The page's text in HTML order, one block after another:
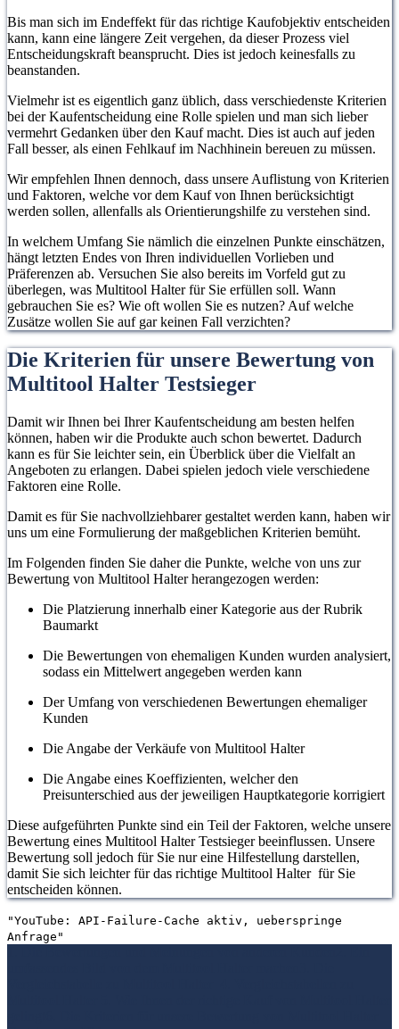
Bis man sich im Endeffekt für das richtige Kaufobjektiv entscheiden
kann, kann eine längere Zeit vergehen, da dieser Prozess viel
Entscheidungskraft beansprucht. Dies ist jedoch keinesfalls zu
beanstanden.
Vielmehr ist es eigentlich ganz üblich, dass verschiedenste Kriterien
bei der Kaufentscheidung eine Rolle spielen und man sich lieber
vermehrt Gedanken über den Kauf macht. Dies ist auch auf jeden
Fall besser, als einen Fehlkauf im Nachhinein bereuen zu müssen.
Wir empfehlen Ihnen dennoch, dass unsere Auflistung von Kriterien
und Faktoren, welche vor dem Kauf von Ihnen berücksichtigt
werden sollen, allenfalls als Orientierungshilfe zu verstehen sind.
In welchem Umfang Sie nämlich die einzelnen Punkte einschätzen,
hängt letzten Endes von Ihren individuellen Vorlieben und
Präferenzen ab. Versuchen Sie also bereits im Vorfeld gut zu
überlegen, was Multitool Halter für Sie erfüllen soll. Wann
gebrauchen Sie es? Wie oft wollen Sie es nutzen? Auf welche
Zusätze wollen Sie auf gar keinen Fall verzichten?
Die Kriterien für unsere Bewertung von
Multitool Halter Testsieger
Damit wir Ihnen bei Ihrer Kaufentscheidung am besten helfen
können, haben wir die Produkte auch schon bewertet. Dadurch
kann es für Sie leichter sein, ein Überblick über die Vielfalt an
Angeboten zu erlangen. Dabei spielen jedoch viele verschiedene
Faktoren eine Rolle.
Damit es für Sie nachvollziehbarer gestaltet werden kann, haben wir
uns um eine Formulierung der maßgeblichen Kriterien bemüht.
Im Folgenden finden Sie daher die Punkte, welche von uns zur
Bewertung von Multitool Halter herangezogen werden:
Die Platzierung innerhalb einer Kategorie aus der Rubrik
Baumarkt
Die Bewertungen von ehemaligen Kunden wurden analysiert,
sodass ein Mittelwert angegeben werden kann
Der Umfang von verschiedenen Bewertungen ehemaliger
Kunden
Die Angabe der Verkäufe von Multitool Halter
Die Angabe eines Koeffizienten, welcher den
Preisunterschied aus der jeweiligen Hauptkategorie korrigiert
Diese aufgeführten Punkte sind ein Teil der Faktoren, welche unsere
Bewertung eines Multitool Halter Testsieger beeinflussen. Unsere
Bewertung soll jedoch für Sie nur eine Hilfestellung darstellen,
damit Sie sich leichter für das richtige Multitool Halter für Sie
entscheiden können.
"YouTube: API-Failure-Cache aktiv, ueberspringe
Anfrage"